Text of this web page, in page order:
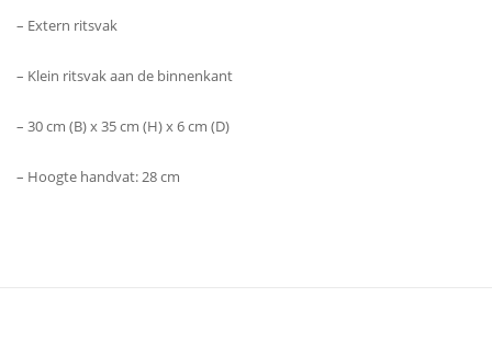
– Extern ritsvak
– Klein ritsvak aan de binnenkant
– 30 cm (B) x 35 cm (H) x 6 cm (D)
– Hoogte handvat: 28 cm